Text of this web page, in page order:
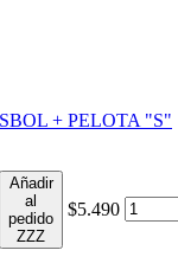
+ PELOTA "S"
Añadir
al
pedido
ZZZ
$5.490